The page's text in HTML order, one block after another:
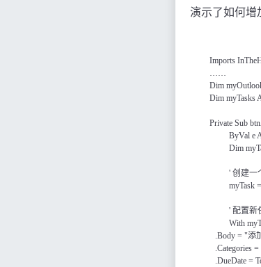
演示了如何增
Imports
……
Dim
Dim myTasks
Private Sub
ByVal e
Dim
' 创建一
myTask
' 配置新
With
.Body = "添
.Categories
.DueDate =